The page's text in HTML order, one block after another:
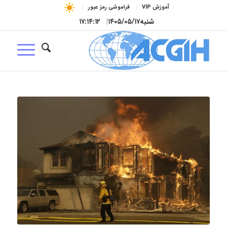
آموزش VIP فراموشی رمز عبور
شنبه۱۴۰۵/۰۵/۱۷| ۱۷:۱۴:۱۳